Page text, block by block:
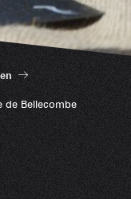
de Bellecombe